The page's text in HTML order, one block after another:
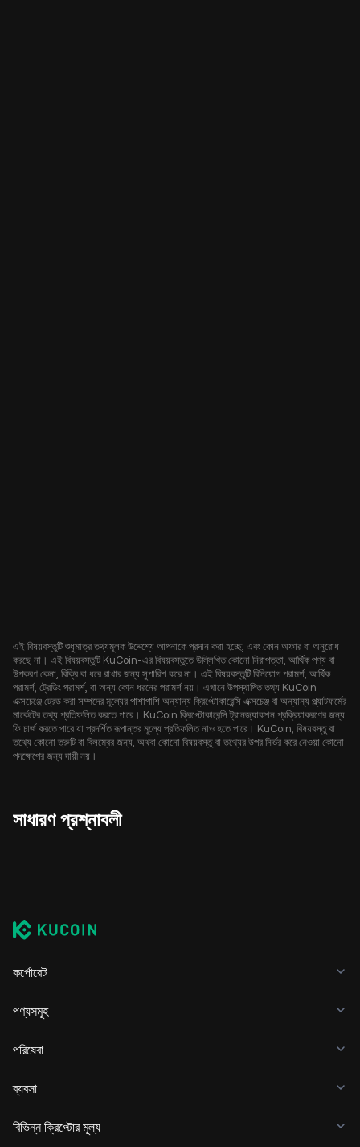
এই বিষয়বস্তুটি শুধুমাত্র তথ্যমূলক উদ্দেশ্যে আপনাকে প্রদান করা হচ্ছে, এবং কোন অফার বা অনুরোধ
করছে না। এই বিষয়বস্তুটি KuCoin-এর বিষয়বস্তুতে উল্লিখিত কোনো নিরাপত্তা, আর্থিক পণ্য বা
উপকরণ কেনা, বিক্রি বা ধরে রাখার জন্য সুপারিশ করে না। এই বিষয়বস্তুটি বিনিয়োগ পরামর্শ, আর্থিক
পরামর্শ, ট্রেডিং পরামর্শ, বা অন্য কোন ধরনের পরামর্শ নয়। এখানে উপস্থাপিত তথ্য KuCoin
এক্সচেঞ্জে ট্রেড করা সম্পদের মূল্যের পাশাপাশি অন্যান্য ক্রিপ্টোকারেন্সি এক্সচেঞ্জ বা অন্যান্য প্ল্যাটফর্মের
মার্কেটের তথ্য প্রতিফলিত করতে পারে। KuCoin ক্রিপ্টোকারেন্সি ট্রানজ্যাকশন প্রক্রিয়াকরণের জন্য
ফি চার্জ করতে পারে যা প্রদর্শিত রূপান্তর মূল্যে প্রতিফলিত নাও হতে পারে। KuCoin, বিষয়বস্তু বা
তথ্যে কোনো ত্রুটি বা বিলম্বের জন্য, অথবা কোনো বিষয়বস্তু বা তথ্যের উপর নির্ভর করে নেওয়া কোনো
পদক্ষেপের জন্য দায়ী নয়।
সাধারণ প্রশ্নাবলী
কর্পোরেট
পণ্যসমূহ
পরিষেবা
ব্যবসা
বিভিন্ন ক্রিপ্টোর মূল্য